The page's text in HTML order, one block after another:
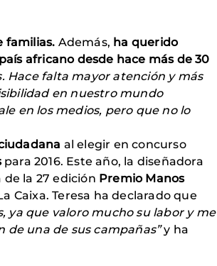
familias. Además, ha querido
africano desde hace más de 30
Hace falta mayor atención y más
en nuestro mundo
en los medios, pero que no lo
al elegir en concurso
para 2016. Este año, la diseñadora
de la 27 edición Premio Manos
Caixa. Teresa ha declarado que
ya que valoro mucho su labor y me
de una de sus campañas”y ha